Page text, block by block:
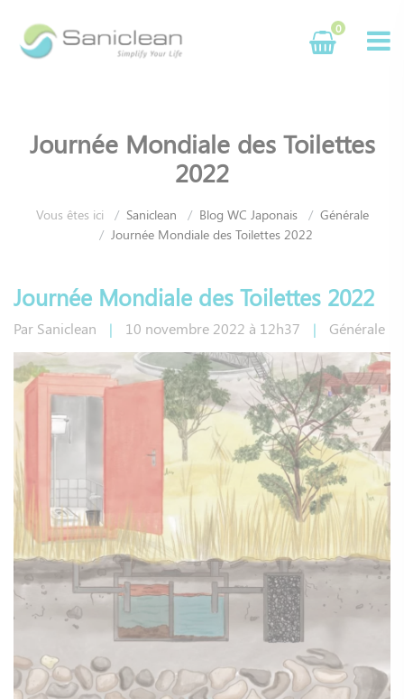
0
Journée Mondiale des Toilettes
2022
Vous êtes ici Saniclean Blog WC Japonais
Générale
Journée Mondiale des Toilettes 2022
Journée Mondiale des Toilettes 2022
Par Saniclean | 10 novembre 2022 à 12h37 | Générale